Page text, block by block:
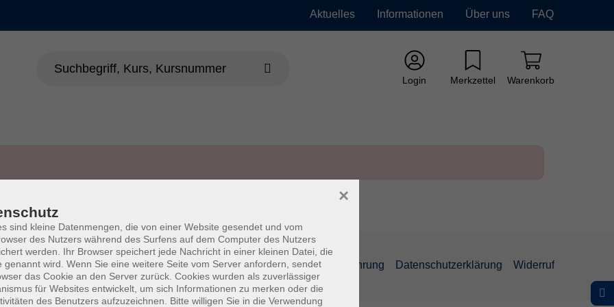
Aktuelles Informationen Über uns FAQ
Login Merkzettel Warenkorb
Impressum AGB Widerrufsbelehrung Datenschutzerklärung Widerruf
sind kleine Datenmengen, die von einer Website gesendet und vom
des Nutzers während des Surfens auf dem Computer des Nutzers
werden. Ihr Browser speichert jede Nachricht in einer kleinen Datei, die
genannt wird. Wenn Sie eine weitere Seite vom Server anfordern, sendet
das Cookie an den Server zurück. Cookies wurden als zuverlässiger
für Websites entwickelt, um sich Informationen zu merken oder die
des Benutzers aufzuzeichnen. Bitte willigen Sie in die Verwendung
×